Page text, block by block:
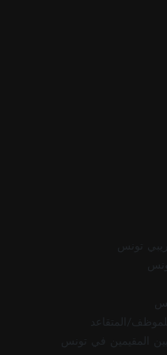
تونس
المتقاعد
المقيمين في تونس